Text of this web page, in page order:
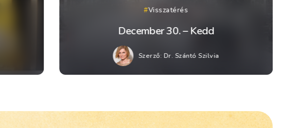
Visszatérés
December 30. – Kedd
Szerző: Dr. Szántó Szilvia